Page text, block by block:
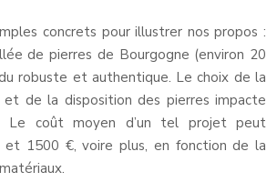
concrets pour illustrer nos propos :
de pierres de Bourgogne (environ 20
robuste et authentique. Le choix de la
de la disposition des pierres impacte
Le coût moyen d’un tel projet peut
1500 €, voire plus, en fonction de la